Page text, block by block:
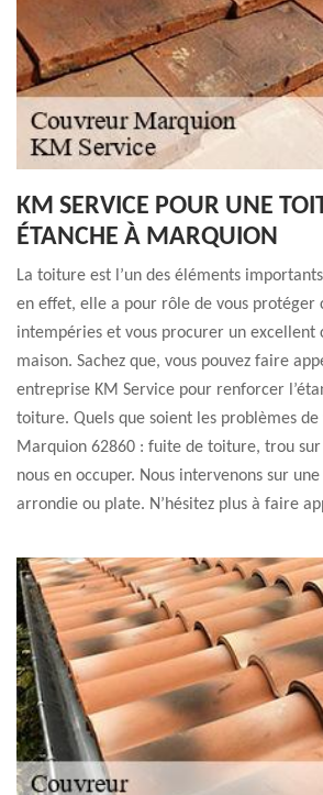
KM SERVICE POUR UNE
ÉTANCHE À MARQUION
La toiture est l’un des éléments
en effet, elle a pour rôle de vous protéger
intempéries et vous procurer un excellent
maison. Sachez que, vous pouvez faire
entreprise KM Service pour renforcer
toiture. Quels que soient les problèmes
Marquion 62860 : fuite de toiture, trou
nous en occuper. Nous intervenons sur
arrondie ou plate. N’hésitez plus à faire